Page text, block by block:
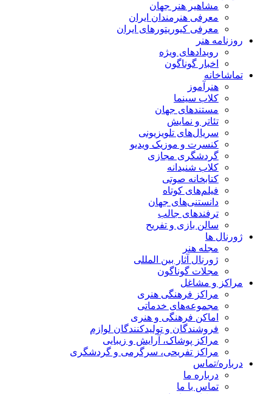
مشاهیر هنر جهان
معرفی هنرمندان ایران
معرفی کیوریتورهای ایران
روزنامه هنر
رویدادهای ویژه
اخبار گوناگون
تماشاخانه
هنرآموز
کلاب سینما
مستندهای جهان
تئاتر و نمایش
سریال‌های تلویزیونی
کنسرت و موزیک ویدیو
گردشگری مجازی
کلاب شنیدانه
کتابخانه صوتی
فیلم‌های کوتاه
دانستنی‌های جهان
ترفندهای جالب
سالن بازی و تفریح
ژورنال ها
مجله هنر
ژورنال آثار بین المللی
مجلات گوناگون
مراکز و مشاغل
مراکز فرهنگی هنری
مجموعه‌های خدماتی
اماکن فرهنگی و هنری
فروشندگان و تولیدکنندگان لوازم
مراکز پوشاک، آرایش و زیبایی
مراکز تفریحی، سرگرمی و گردشگری
درباره/تماس
درباره ما
تماس با ما